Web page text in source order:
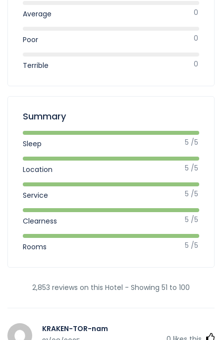
Average 0
Poor 0
Terrible 0
Summary
Sleep 5 /5
Location 5 /5
Service 5 /5
Clearness 5 /5
Rooms 5 /5
2,853 reviews on this Hotel - Showing 51 to 100
KRAKEN-TOR-nam